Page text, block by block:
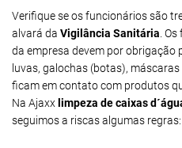
Verifique se os funcionários são
alvará da Vigilância Sanitária .
da empresa devem por obrigação
luvas, galochas (botas),
ficam em contato com produtos
Na Ajaxx limpeza de caixas
seguimos a riscas algumas regras: